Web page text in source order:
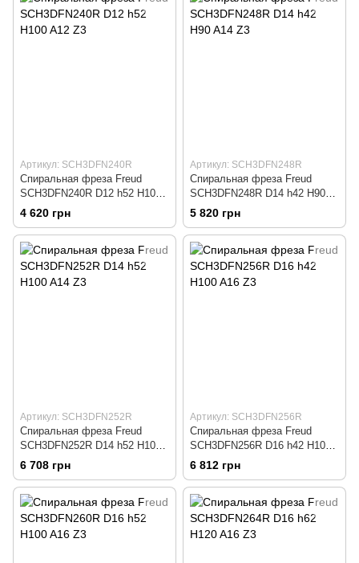
Артикул: SCH3DFN240R
Спиральная фреза Freud
SCH3DFN240R D12 h52 H100
A12 Z3
4 620 грн
Артикул: SCH3DFN248R
Спиральная фреза Freud
SCH3DFN248R D14 h42 H90
A14 Z3
5 820 грн
Артикул: SCH3DFN252R
Спиральная фреза Freud
SCH3DFN252R D14 h52 H100
A14 Z3
6 708 грн
Артикул: SCH3DFN256R
Спиральная фреза Freud
SCH3DFN256R D16 h42 H100
A16 Z3
6 812 грн